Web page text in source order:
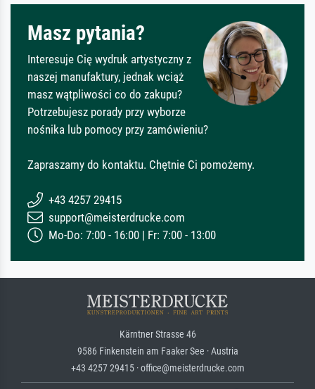
Masz pytania?
Interesuje Cię wydruk artystyczny z
naszej manufaktury, jednak wciąż
masz wątpliwości co do zakupu?
Potrzebujesz porady przy wyborze
nośnika lub pomocy przy zamówieniu?
Zapraszamy do kontaktu. Chętnie Ci pomożemy.
+43 4257 29415
support@meisterdrucke.com
Mo-Do: 7:00 - 16:00 | Fr: 7:00 - 13:00
Kärntner Strasse 46
9586 Finkenstein am Faaker See · Austria
+43 4257 29415 · office@meisterdrucke.com